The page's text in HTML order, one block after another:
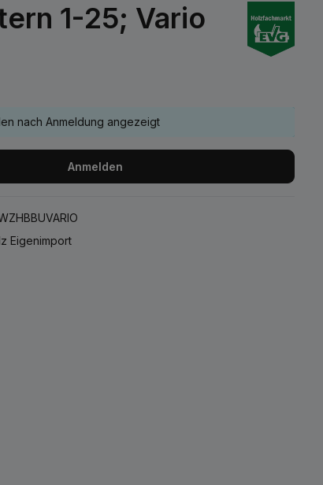
1-25; Vario
nach Anmeldung angezeigt
Anmelden
Eigenimport